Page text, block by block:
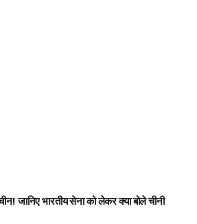
जानिए भारतीय सेना को लेकर क्या बोले चीनी